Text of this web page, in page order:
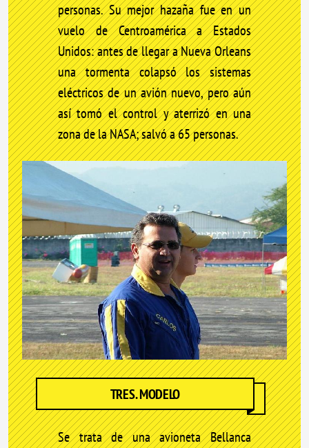
personas. Su mejor hazaña fue en un
vuelo de Centroamérica a Estados
Unidos: antes de llegar a Nueva Orleans
una tormenta colapsó los sistemas
eléctricos de un avión nuevo, pero aún
así tomó el control y aterrizó en una
zona de la NASA; salvó a 65 personas.
TRES. MODELO
Se trata de una avioneta Bellanca